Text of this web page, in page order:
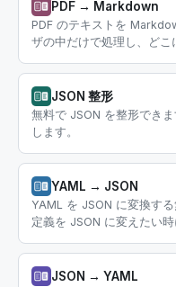
PDF → Markdown
PDF のテキストを
ザの中だけで処理し、どこ
JSON 整形
無料で JSON を整形でき
します。
YAML → JSON
YAML を JSON に変換す
定義を JSON に変えたい時
JSON → YAML